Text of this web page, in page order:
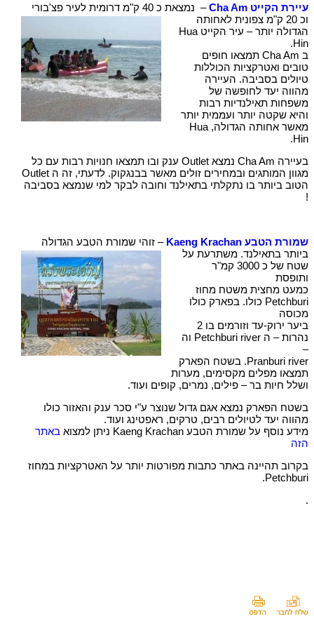
עיירת הקייט Cha Am
– נמצאת כ 40 ק"מ דרומית לעיר פצ'בורי
וכ 20 ק"מ צפונית לאחותה
הגדולה יותר – עיר הקייט Hua
Hin.
ב Cha Am תמצאו חופים
טובים ואטרקציות הכוללות
טיולים בסביבה. העיירה
מהווה יעד לחופשה של
משפחות תאילנדיות רבות
והיא שקטה יותר ועממית יותר
מאשר אחותה הגדולה, Hua
Hin.
בעיירה Cha Am נמצא Outlet ענק ובו תמצאו חנויות רבות עם כל
מגוון המותגים ובמחירים זולים מאשר בבנגקוק. לדעתי, זה ה Outlet
הטוב ביותר בו נתקלתי בתאילנד וחובה לבקר למי שנמצא בסביבה
!
שמורת הטבע Kaeng Krachan
– זוהי שמורת הטבע הגדולה
ביותר בתאילנד. משתרעת על
שטח של כ 3000 קמ"ר
ותופסת
כמעט מחצית משטח מחוז
Petchburi כולו. בפארק כולו
מכוסה
ביער ירוק-עד וזורמים בו 2
נהרות – ה Petchburi river וה
–
Pranburi river. בשטח הפארק
תמצאו מפלים מקסימים, מערות
ושלל חיות בר – פילים, נמרים, קופים ועוד.
בשטח הפארק נמצא אגם גדול שנוצר ע"י סכר ענק והאזור כולו
מהווה יעד לטיולים רבים, טרקים, ראפטינג ועוד.
מידע נוסף על שמורת הטבע Kaeng Krachan ניתן למצוא
באתר
הזה
בקרוב תהיינה באתר כתבות מפורטות יותר על האטרקציות במחוז
Petchburi.
.